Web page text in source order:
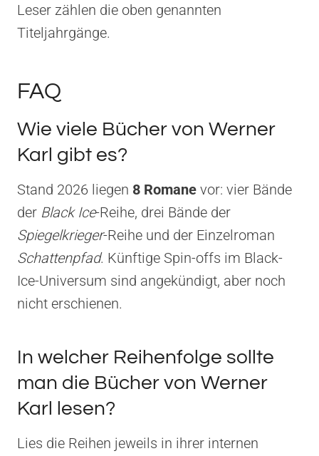
Leser zählen die oben genannten
Titeljahrgänge.
FAQ
Wie viele Bücher von Werner
Karl gibt es?
Stand 2026 liegen 8 Romane vor: vier Bände
der Black Ice-Reihe, drei Bände der
Spiegelkrieger-Reihe und der Einzelroman
Schattenpfad. Künftige Spin-offs im Black-
Ice-Universum sind angekündigt, aber noch
nicht erschienen.
In welcher Reihenfolge sollte
man die Bücher von Werner
Karl lesen?
Lies die Reihen jeweils in ihrer internen